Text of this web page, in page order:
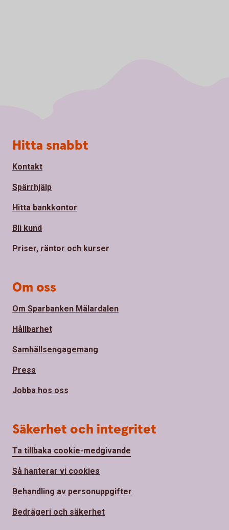
Sidfot
Hitta snabbt
Kontakt
Spärrhjälp
Hitta bankkontor
Bli kund
Priser, räntor och kurser
Om oss
Om Sparbanken Mälardalen
Hållbarhet
Samhällsengagemang
Press
Jobba hos oss
Säkerhet och integritet
Ta tillbaka cookie-medgivande
Så hanterar vi cookies
Behandling av personuppgifter
Bedrägeri och säkerhet